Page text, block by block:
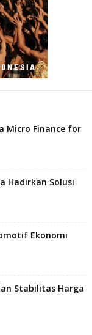
Micro Finance for
Hadirkan Solusi
Ekonomi
Stabilitas Harga